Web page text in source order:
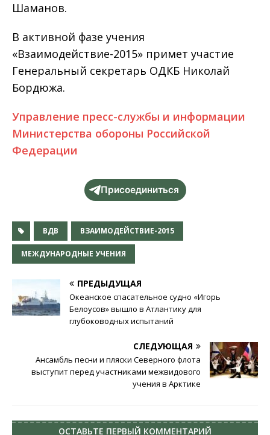
Шаманов.
В активной фазе учения
«Взаимодействие-2015» примет участие
Генеральный секретарь ОДКБ Николай
Бордюжа.
Управление пресс-службы и информации
Министерства обороны Российской
Федерации
Присоединиться
ВДВ ВЗАИМОДЕЙСТВИЕ-2015
МЕЖДУНАРОДНЫЕ УЧЕНИЯ
ПРЕДЫДУЩАЯ
Океанское спасательное судно «Игорь
Белоусов» вышло в Атлантику для
глубоководных испытаний
СЛЕДУЮЩАЯ
Ансамбль песни и пляски Северного флота
выступит перед участниками межвидового
учения в Арктике
ОСТАВЬТЕ ПЕРВЫЙ КОММЕНТАРИЙ